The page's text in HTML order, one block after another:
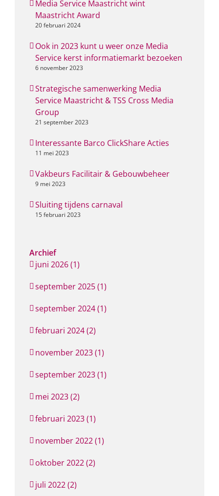
Media Service Maastricht wint
Maastricht Award
20 februari 2024
Ook in 2023 kunt u weer onze Media
Service kerst informatiemarkt bezoeken
6 november 2023
Strategische samenwerking Media
Service Maastricht & TSS Cross Media
Group
21 september 2023
Interessante Barco ClickShare Acties
11 mei 2023
Vakbeurs Facilitair & Gebouwbeheer
9 mei 2023
Sluiting tijdens carnaval
15 februari 2023
Archief
juni 2026 (1)
september 2025 (1)
september 2024 (1)
februari 2024 (2)
november 2023 (1)
september 2023 (1)
mei 2023 (2)
februari 2023 (1)
november 2022 (1)
oktober 2022 (2)
juli 2022 (2)